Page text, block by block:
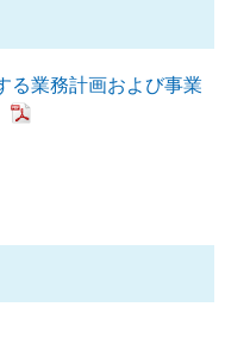
る業務計画および事業